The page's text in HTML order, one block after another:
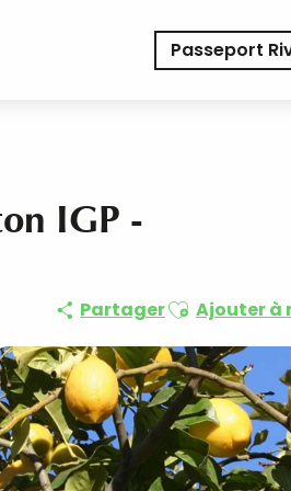
Passeport
IGP -
PartagerAjouter aux
Ajouter à